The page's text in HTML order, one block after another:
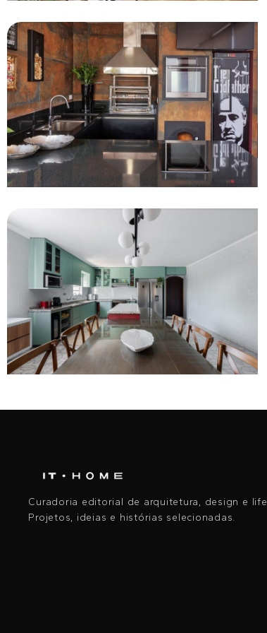
Curadoria editorial de arquitetura, design e
Projetos, ideias e histórias selecionadas.